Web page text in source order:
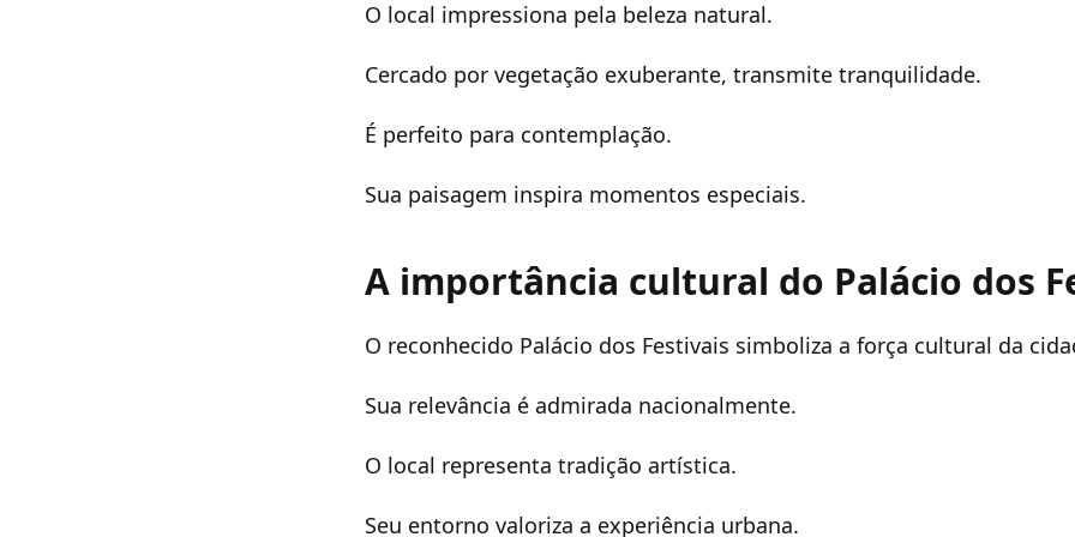
O local impressiona pela beleza natural.
Cercado por vegetação exuberante, transmite tranquilidade.
É perfeito para contemplação.
Sua paisagem inspira momentos especiais.
A importância cultural do Palácio dos
O reconhecido Palácio dos Festivais simboliza a força cultural da
Sua relevância é admirada nacionalmente.
O local representa tradição artística.
Seu entorno valoriza a experiência urbana.